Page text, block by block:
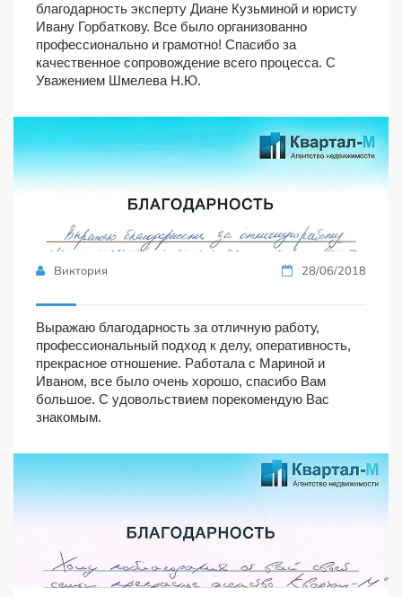
благодарность эксперту Диане Кузьминой и юристу
Ивану Горбаткову. Все было организованно
профессионально и грамотно! Спасибо за
качественное сопровождение всего процесса. С
Уважением Шмелева Н.Ю.
Виктория 28/06/2018
Выражаю благодарность за отличную работу,
профессиональный подход к делу, оперативность,
прекрасное отношение. Работала с Мариной и
Иваном, все было очень хорошо, спасибо Вам
большое. С удовольствием порекомендую Вас
знакомым.